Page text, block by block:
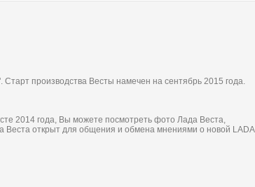
производства Весты намечен на сентябрь 2015 года.
2014 года, Вы можете посмотреть фото Лада Веста,
Веста открыт для общения и обмена мнениями о новой LADA